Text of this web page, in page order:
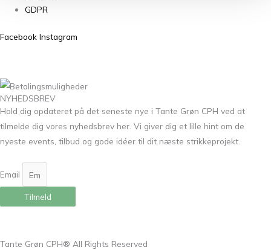
GDPR
Facebook Instagram
NYHEDSBREV
Hold dig opdateret på det seneste nye i Tante Grøn CPH ved at
tilmelde dig vores nyhedsbrev her. Vi giver dig et lille hint om de
nyeste events, tilbud og gode idéer til dit næste strikkeprojekt.
Email
Tilmeld
Tante Grøn CPH® All Rights Reserved